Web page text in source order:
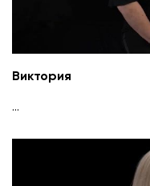
Виктория
...